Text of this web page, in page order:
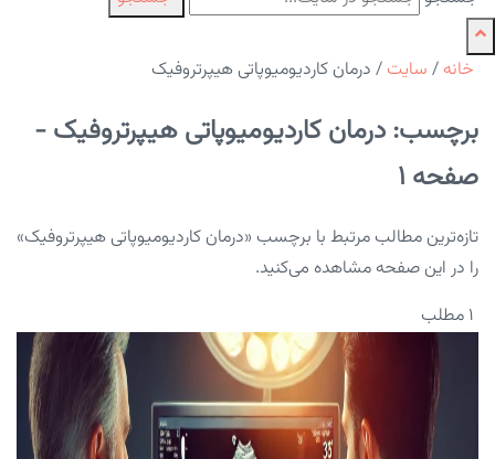
خانه / سایت / درمان کاردیومیوپاتی هیپرتروفیک
برچسب: درمان کاردیومیوپاتی هیپرتروفیک -
صفحه 1
تازه‌ترین مطالب مرتبط با برچسب «درمان کاردیومیوپاتی هیپرتروفیک»
را در این صفحه مشاهده می‌کنید.
۱ مطلب